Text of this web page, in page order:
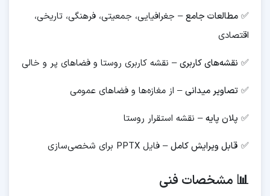
✅ مطالعات جامع– جغرافیایی، جمعیتی، فرهنگی، تاریخی،
اقتصادی
✅ نقشه‌های کاربری– نقشه کاربری روستا و فضاهای پر و خالی
✅ تصاویر میدانی– از مغازه‌ها و فضاهای عمومی
✅ پلان پایه– نقشه استقرار روستا
✅ قابل ویرایش کامل– فایل PPTX برای شخصی‌سازی
📊 مشخصات فنی